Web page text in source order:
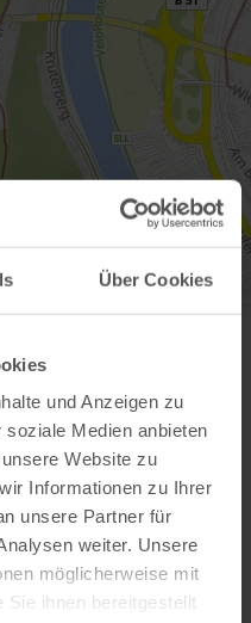
Über Cookies
und Anzeigen zu
Medien anbieten
Website zu
Informationen zu Ihrer
unsere Partner für
weiter. Unsere
möglicherweise mit
Sie ihnen bereitgestellt
& CoKG
be